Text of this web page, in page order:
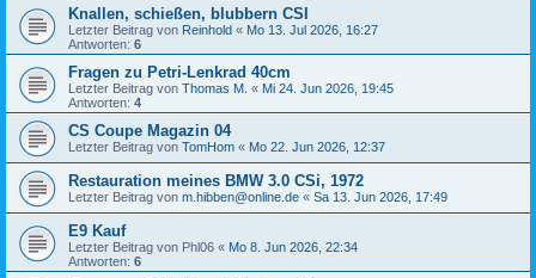
Knallen, schießen, blubbern CSI
Letzter Beitrag von Reinhold « Mo 13. Jul 2026, 16:27
Antworten: 6
Fragen zu Petri-Lenkrad 40cm
Letzter Beitrag von Thomas M. « Mi 24. Jun 2026, 19:45
Antworten: 4
CS Coupe Magazin 04
Letzter Beitrag von TomHom « Mo 22. Jun 2026, 12:37
Restauration meines BMW 3.0 CSi, 1972
Letzter Beitrag von m.hibben@online.de « Sa 13. Jun 2026, 17:49
E9 Kauf
Letzter Beitrag von Phl06 « Mo 8. Jun 2026, 22:34
Antworten: 6